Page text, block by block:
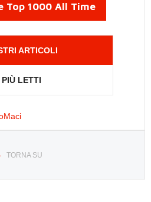
Top 1000 All Time
ARTICOLI
PIÙ LETTI
TORNA SU